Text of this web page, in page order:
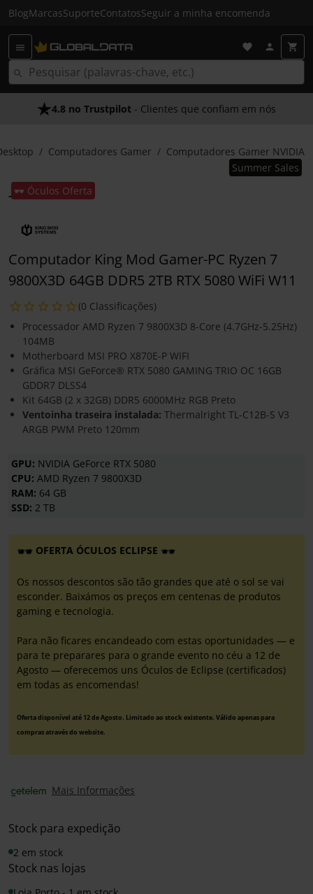
BlogMarcasSuporteContatosSeguir a minha encomenda
4.8 no Trustpilot - Clientes que confiam em nós
Computadores Gamer Computadores Gamer NVIDIA
🕶️ Óculos Oferta
Summer Sales
Computador King Mod Gamer-PC Ryzen 7
9800X3D 64GB DDR5 2TB RTX 5080 WiFi W11
(0 Classificações)
Processador AMD Ryzen 7 9800X3D 8-Core (4.7GHz-5.25Hz)
104MB
Motherboard MSI PRO X870E-P WIFI
Gráfica MSI GeForce® RTX 5080 GAMING TRIO OC 16GB
GDDR7 DLSS4
Kit 64GB (2 x 32GB) DDR5 6000MHz RGB Preto
Ventoinha traseira instalada: Thermalright TL-C12B-S V3
ARGB PWM Preto 120mm
GPU: NVIDIA GeForce RTX 5080
CPU: AMD Ryzen 7 9800X3D
RAM: 64 GB
SSD: 2 TB
OFERTA ÓCULOS ECLIPSE
Os nossos descontos são tão grandes que até o sol se vai
esconder. Baixámos os preços em centenas de produtos
gaming e tecnologia.
Para não ficares encandeado com estas oportunidades — e
para te preparares para o grande evento no céu a 12 de
Agosto — oferecemos uns Óculos de Eclipse (certificados)
em todas as encomendas!
Oferta disponível até 12 de Agosto. Limitado ao stock existente. Válido apenas para
compras através do website.
Mais Informações
Stock para expedição
2 em stock
Stock nas lojas